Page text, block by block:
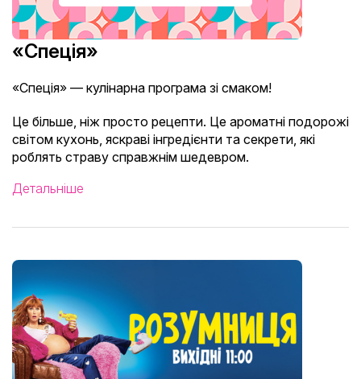
«Спеція»
«Спеція» — кулінарна програма зі смаком!
Це більше, ніж просто рецепти. Це ароматні подорожі
світом кухонь, яскраві інгредієнти та секрети, які
роблять страву справжнім шедевром.
Детальніше